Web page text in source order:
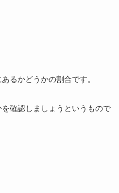
るかどうかの割合です。
確認しましょうというもので